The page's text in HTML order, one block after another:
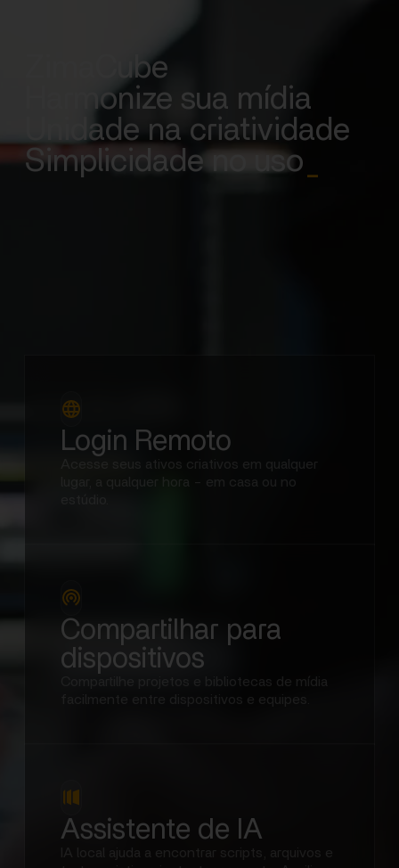
ZimaCube
Harmonize sua mídia
Unidade na criatividade
Simplicidade no uso
Login Remoto
Compartilhar para
dispositivos
Compartilhe projetos e bibliotecas de mídia
facilmente entre dispositivos e equipes.
Assistente de IA